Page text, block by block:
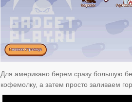
Для американо берем сразу большую
кофемолку, а затем просто заливаем